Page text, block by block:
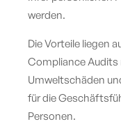
werden.
Die Vorteile liegen
Compliance Audits
Umweltschäden
für die
Personen.